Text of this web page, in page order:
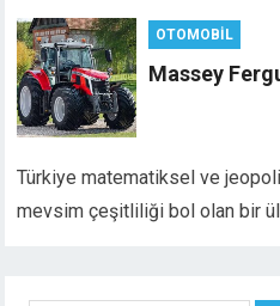
OTOMOBIL
Massey
Türkiye matematiksel ve
mevsim çeşitliliği bol olan bir